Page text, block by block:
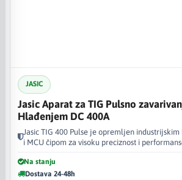
JASIC
Jasic Aparat za TIG Pulsno
Hlađenjem DC 400A
Jasic TIG 400 Pulse je opremljen
i MCU čipom za visoku preciznost i
Na stanju
Dostava 24-48h